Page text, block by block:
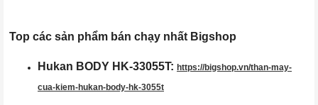
Top các sản phẩm bán chạy nhất Bigshop
Hukan BODY HK-33055T: https://bigshop.vn/than-may-
cua-kiem-hukan-body-hk-3055t